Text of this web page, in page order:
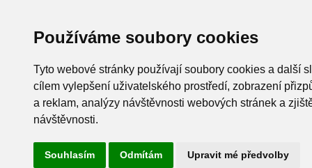
Používáme soubory cookies
Tyto webové stránky používají soubory cookies a další
cílem vylepšení uživatelského prostředí, zobrazení
a reklam, analýzy návštěvnosti webových stránek a
návštěvnosti.
Souhlasím Odmítám Upravit mé předvolby